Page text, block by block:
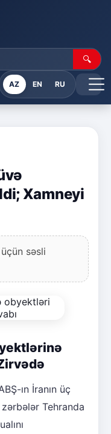
🔍
AZ EN RU
Xamneyi
üçün səsli
ın İranın üç
Tehranda